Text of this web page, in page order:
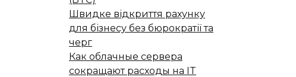
Швидке відкриття рахунку
для бізнесу без бюрократії та
черг
Как облачные сервера
сокращают расходы на IT